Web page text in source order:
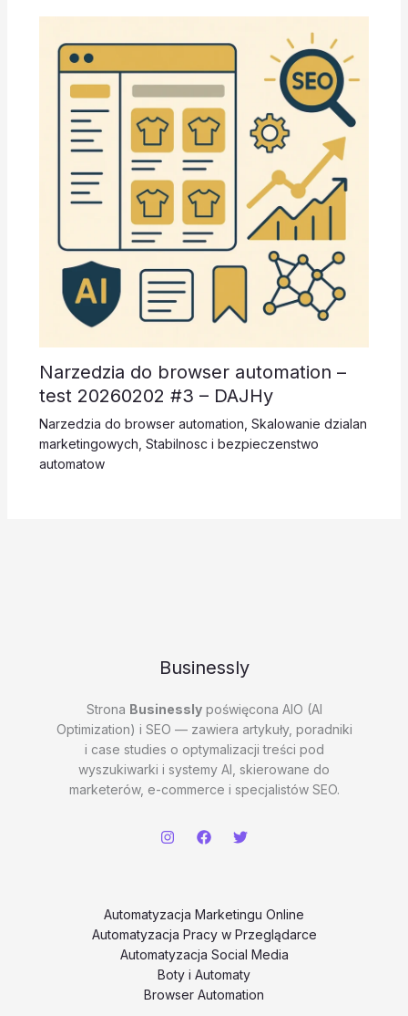
Narzedzia do browser automation –
test 20260202 #3 – DAJHy
Narzedzia do browser automation Skalowanie dzialan
marketingowych Stabilnosc i bezpieczenstwo
automatow
Businessly
Strona Businesslypoświęcona AIO (AI
Optimization) i SEO — zawiera artykuły, poradniki
i case studies o optymalizacji treści pod
wyszukiwarki i systemy AI, skierowane do
marketerów, e-commerce i specjalistów SEO.
Automatyzacja Marketingu Online
Automatyzacja Pracy w Przeglądarce
Automatyzacja Social Media
Boty i Automaty
Browser Automation